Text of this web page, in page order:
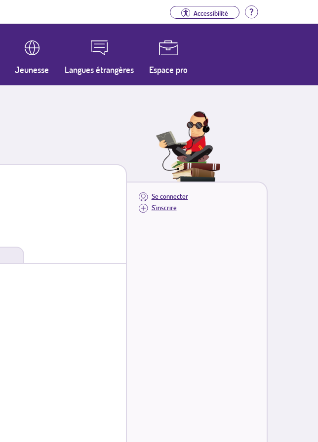
Accessibilité Aide
Jeunesse Langues étrangères Espace pro
Se connecter
S'inscrire